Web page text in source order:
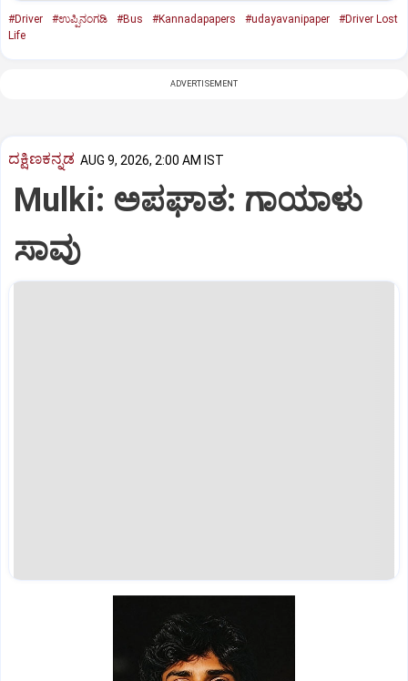
#Driver #ಉಪ್ಪಿನಂಗಡಿ #Bus #Kannadapapers #udayavanipaper
#Driver Lost
Life
ADVERTISEMENT
ದಕ್ಷಿಣಕನ್ನಡ AUG 9, 2026, 2:00 AM IST
Mulki: ಅಪಘಾತ: ಗಾಯಾಳು
ಸಾವು